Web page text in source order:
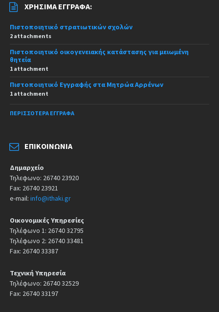
ΧΡΉΣΙΜΑ ΈΓΓΡΑΦΑ:
Πιστοποιητικό στρατιωτικών σχολών
2 attachments
Πιστοποιητικό οικογενειακής κατάστασης για μειωμένη
θητεία
1 attachment
Πιστοποιητικό Εγγραφής στα Μητρώα Αρρένων
1 attachment
ΠΕΡΙΣΣΌΤΕΡΑ ΈΓΓΡΑΦΑ
ΕΠΙΚΟΙΝΩΝΊΑ
Δημαρχείο
Τηλεφωνο: 26740 23920
Fax: 26740 23921
e-mail: info@ithaki.gr
Οικονομικές Υπηρεσίες
Τηλέφωνο 1: 26740 32795
Τηλέφωνο 2: 26740 33481
Fax: 26740 33387
Τεχνική Υπηρεσία
Τηλέφωνο: 26740 32529
Fax: 26740 33197